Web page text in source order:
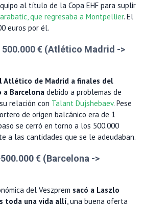
al título de la Copa EHF para suplir
que regresaba a Montpellier. El
euros por él.
€ (Atlético Madrid ->
Atlético de Madrid a finales del
a Barcelona debido a problemas de
relación con Talant Dujshebaev. Pese
de origen balcánico era de 1
se cerró en torno a los 500.000
a las cantidades que se le adeudaban.
€ (Barcelona ->
del Veszprem sacó a Laszlo
toda una vida allí, una buena oferta